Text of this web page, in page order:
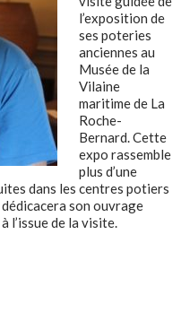
l’exposition de
ses poteries
anciennes au
Musée de la
Vilaine
maritime de La
Roche-
Bernard. Cette
expo rassemble
plus d’une
dans les centres potiers
son ouvrage
à l’issue de la visite.